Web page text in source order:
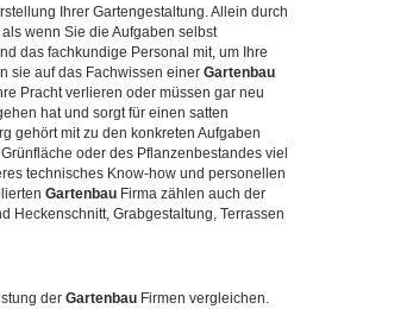
Ihrer Gartengestaltung. Allein durch
wenn Sie die Aufgaben selbst
das fachkundige Personal mit, um Ihre
sie auf das Fachwissen einer Gartenbau
Pracht verlieren oder müssen gar neu
hat und sorgt für einen satten
gehört mit zu den konkreten Aufgaben
oder des Pflanzenbestandes viel
technisches Know-how und personellen
Gartenbau Firma zählen auch der
Heckenschnitt, Grabgestaltung, Terrassen
der Gartenbau Firmen vergleichen.